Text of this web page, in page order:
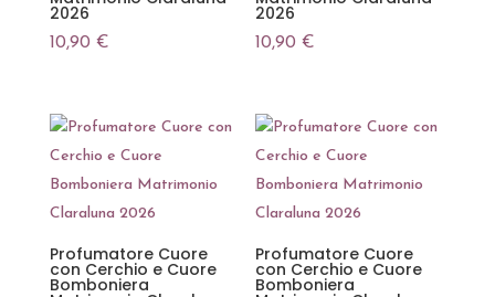
2026
10,90 €
2026
10,90€
Profumatore Cuore
con Cerchio e Cuore
Bomboniera
Profumatore Cuore
con Cerchio e Cuore
Bomboniera